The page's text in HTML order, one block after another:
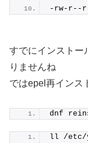
-rw-r--
すでにインストー
りませんね
ではepel再インス
dnf
ll /etc/